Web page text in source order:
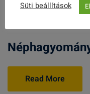
Read More
Süti beállítások